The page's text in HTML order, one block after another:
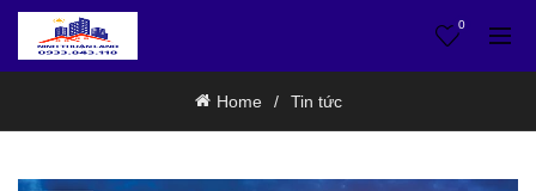
0
Home Tin tức